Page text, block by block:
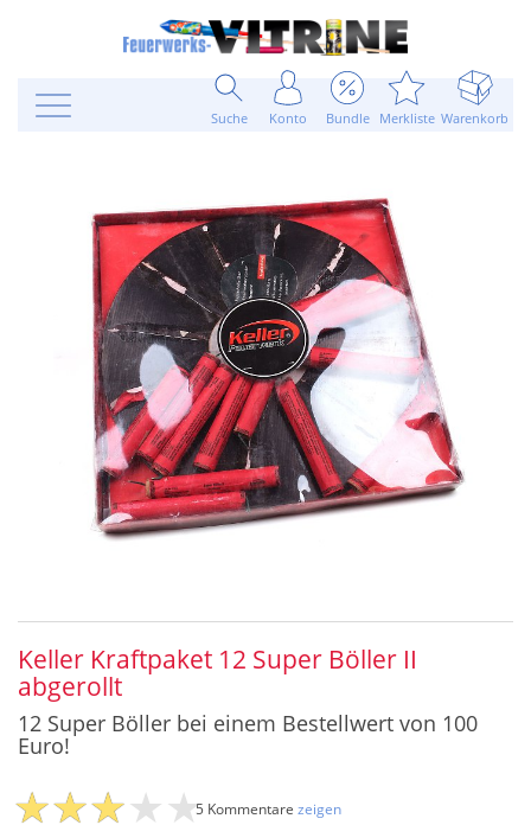
Suche Konto Bundle Merkliste Warenkorb
Keller Kraftpaket 12 Super Böller II
abgerollt
12 Super Böller bei einem Bestellwert von 100
Euro!
5 Kommentare zeigen